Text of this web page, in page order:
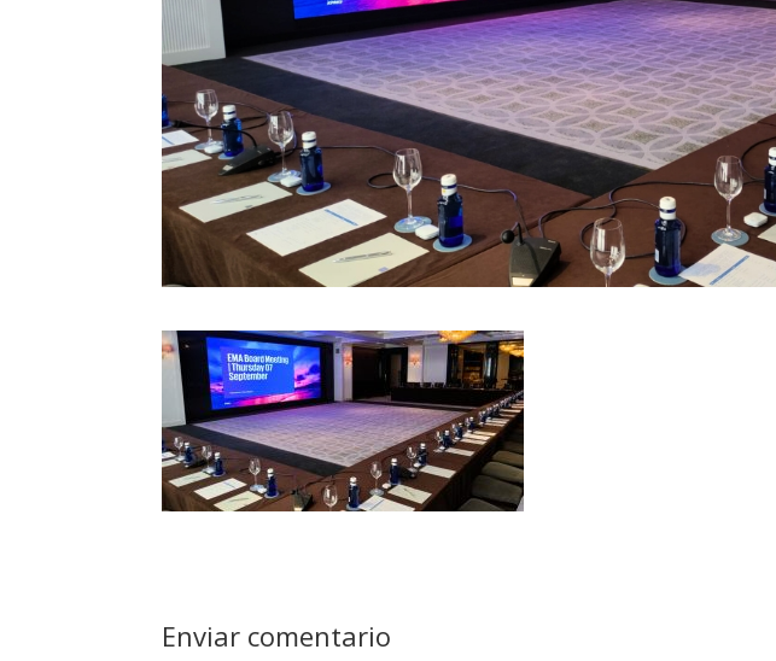
Enviar comentario